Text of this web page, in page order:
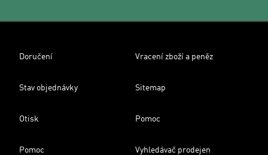
Doručení Vracení zboží a peněz
Stav objednávky Sitemap
Otisk Pomoc
Pomoc Vyhledávač prodejen